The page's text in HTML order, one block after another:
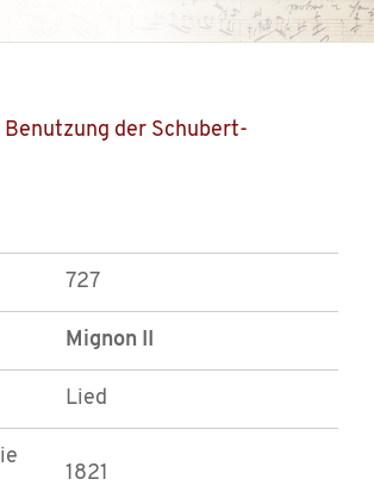
Benutzung der Schubert-
727
Mignon II
Lied
1821